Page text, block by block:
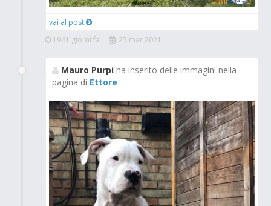
vai al post
1961 giorni fa
25 mar 2021
Mauro Purpi ha inserito delle immagini nella
pagina di Ettore